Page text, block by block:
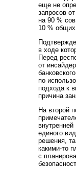
еще не
запросов
на 90 %
10 % общих
в ходе
Перед
от
по
подхода к
причина
На второй
единого
решения,
какими-то
с